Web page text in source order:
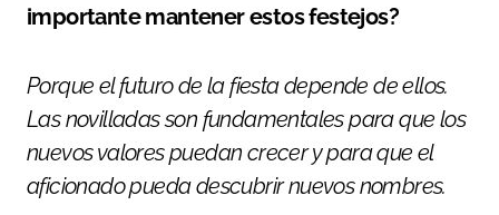
importante mantener estos festejos?
Porque el futuro de la fiesta depende de ellos.
Las novilladas son fundamentales para que los
nuevos valores puedan crecer y para que el
aficionado pueda descubrir nuevos nombres.